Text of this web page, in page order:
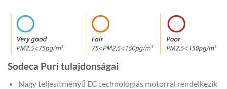
Sodeca Puri tulajdonságai
Nagy teljesítményű EC technológiás motorral rendelkezik